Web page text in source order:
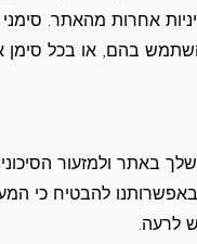
אחרות מהאתר. סימני
בהם, או בכל סימן
באתר ולמזעור
להבטיח כי
לרעה.